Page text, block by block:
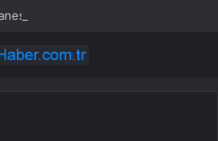
Yangın